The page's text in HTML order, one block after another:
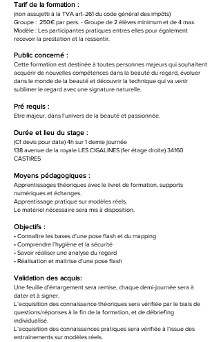
Tarif de la formation :
(non assujetti à la TVA art-261 du code général des impôts)
Groupe : 250€ par pers. - Groupe de 2 élèves minimum et de 4 max.
Modèle : Les participantes pratiques entres elles pour également
recevoir la prestation et la ressentir.
Public concerné :
Cette formation est destinée à toutes personnes majeurs qui souhaitent
acquérir de nouvelles compétences dans la beauté du regard, évoluer
dans le monde de la beauté et découvrir la technique qui va venir
sublimer le regard avec une signature naturelle.
Pré requis :
Etre majeur, dans l'univers de la beauté et passionnée.
Durée et lieu du stage :
(Cf devis pour date) 4h sur 1 demie journée
138 avenue de la royale LES CIGALINES (1er étage droite) 34160
CASTIRES
Moyens pédagogiques :
Apprentissages théoriques avec le livret de formation, supports
numériques et échanges.
Apprentissage pratique sur modèles réels.
Le matériel nécessaire sera mis à disposition.
Objectifs :
• Connaître les bases d'une pose flash et du mapping
• Comprendre l’hygiène et la sécurité
• Savoir réaliser une analyse du regard
• Réalisation et maitrise d'une pose flash
Validation des acquis:
Une feuille d’émargement sera remise, chaque demi-journée sera à
dater et à signer.
L’acquisition des connaissance théoriques sera vérifiée par le biais de
questions/réponses à la fin de la formation, et dedébriefing
individualisé.
L’acquisition des connaissances pratiques sera vérifiée à l’issue des
entrainements sur modèles réels.